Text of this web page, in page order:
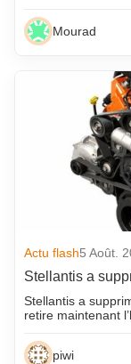
Mourad
Actu flash5 Août.
Stellantis a
Stellantis a
retire maintenant
piwi